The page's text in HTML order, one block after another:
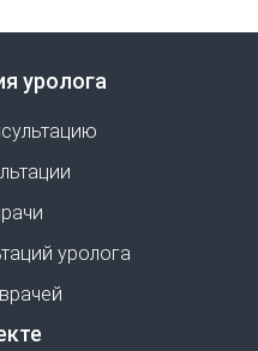
уролога
уролога